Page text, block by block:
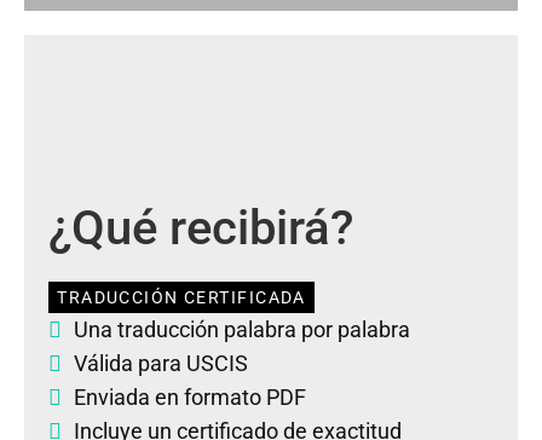
¿Qué recibirá?
TRADUCCIÓN CERTIFICADA
Una traducción palabra por palabra
Válida para USCIS
Enviada en formato PDF
Incluye un certificado de exactitud